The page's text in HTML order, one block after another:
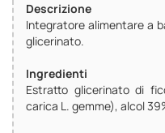
Descrizione
Integratore alimentare a
glicerinato.
Ingredienti
Estratto glicerinato di
carica L. gemme), alcol